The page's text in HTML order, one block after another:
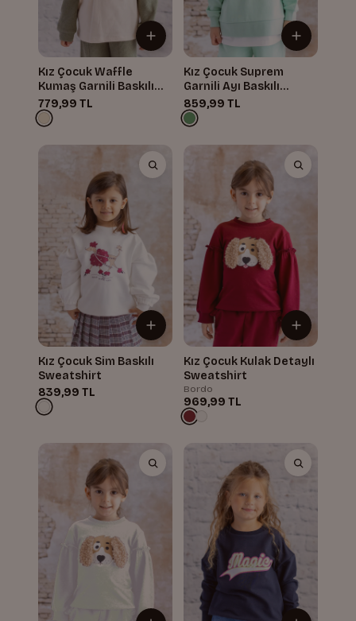
Kız Çocuk Waffle
Kumaş Garnili Baskılı
Sweatshirt
779,99 TL
Kız Çocuk Suprem
Garnili Ayı Baskılı
Sweatshirt
859,99 TL
Kız Çocuk Sim Baskılı
Sweatshirt
839,99 TL
Kız Çocuk Kulak Detaylı
Sweatshirt
Bordo
969,99 TL